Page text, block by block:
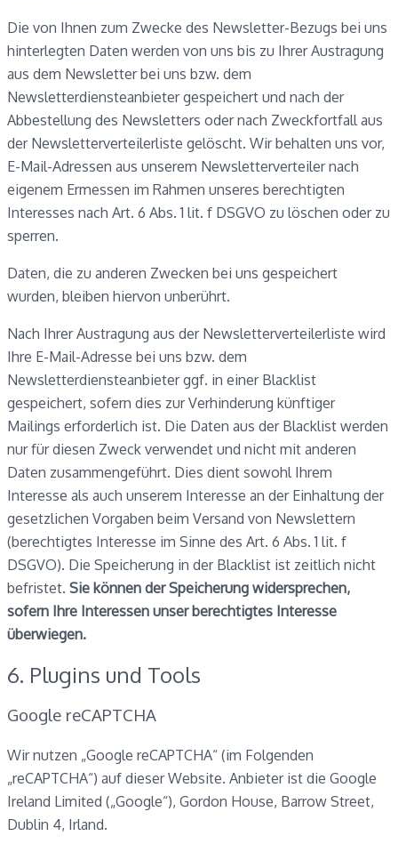
Die von Ihnen zum Zwecke des Newsletter-Bezugs bei uns
hinterlegten Daten werden von uns bis zu Ihrer Austragung
aus dem Newsletter bei uns bzw. dem
Newsletterdiensteanbieter gespeichert und nach der
Abbestellung des Newsletters oder nach Zweckfortfall aus
der Newsletterverteilerliste gelöscht. Wir behalten uns vor,
E-Mail-Adressen aus unserem Newsletterverteiler nach
eigenem Ermessen im Rahmen unseres berechtigten
Interesses nach Art. 6 Abs. 1 lit. f DSGVO zu löschen oder zu
sperren.
Daten, die zu anderen Zwecken bei uns gespeichert
wurden, bleiben hiervon unberührt.
Nach Ihrer Austragung aus der Newsletterverteilerliste wird
Ihre E-Mail-Adresse bei uns bzw. dem
Newsletterdiensteanbieter ggf. in einer Blacklist
gespeichert, sofern dies zur Verhinderung künftiger
Mailings erforderlich ist. Die Daten aus der Blacklist werden
nur für diesen Zweck verwendet und nicht mit anderen
Daten zusammengeführt. Dies dient sowohl Ihrem
Interesse als auch unserem Interesse an der Einhaltung der
gesetzlichen Vorgaben beim Versand von Newslettern
(berechtigtes Interesse im Sinne des Art. 6 Abs. 1 lit. f
DSGVO). Die Speicherung in der Blacklist ist zeitlich nicht
befristet. Sie können der Speicherung widersprechen,
sofern Ihre Interessen unser berechtigtes Interesse
überwiegen.
6. Plugins und Tools
Google reCAPTCHA
Wir nutzen „Google reCAPTCHA“ (im Folgenden
„reCAPTCHA“) auf dieser Website. Anbieter ist die Google
Ireland Limited („Google“), Gordon House, Barrow Street,
Dublin 4, Irland.